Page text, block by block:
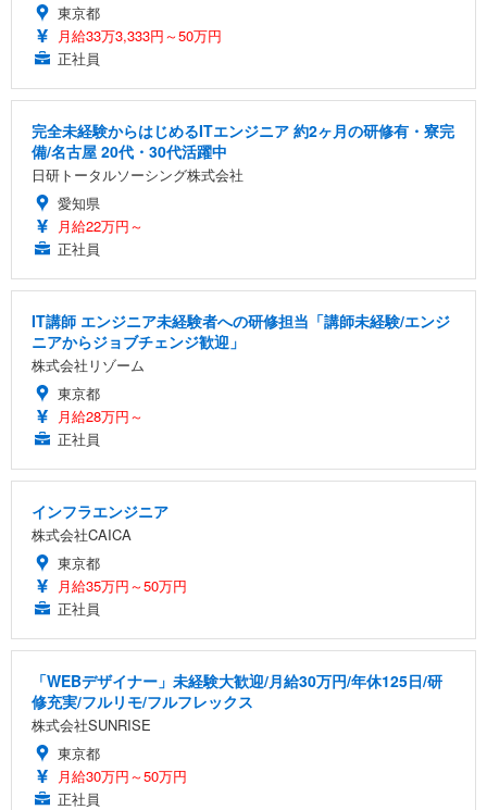
東京都
月給33万3,333円～50万円
正社員
完全未経験からはじめるITエンジニア 約2ヶ月の研修有・寮完
備/名古屋 20代・30代活躍中
日研トータルソーシング株式会社
愛知県
月給22万円～
正社員
IT講師 エンジニア未経験者への研修担当「講師未経験/エンジ
ニアからジョブチェンジ歓迎」
株式会社リゾーム
東京都
月給28万円～
正社員
インフラエンジニア
株式会社CAICA
東京都
月給35万円～50万円
正社員
「WEBデザイナー」未経験大歓迎/月給30万円/年休125日/研
修充実/フルリモ/フルフレックス
株式会社SUNRISE
東京都
月給30万円～50万円
正社員